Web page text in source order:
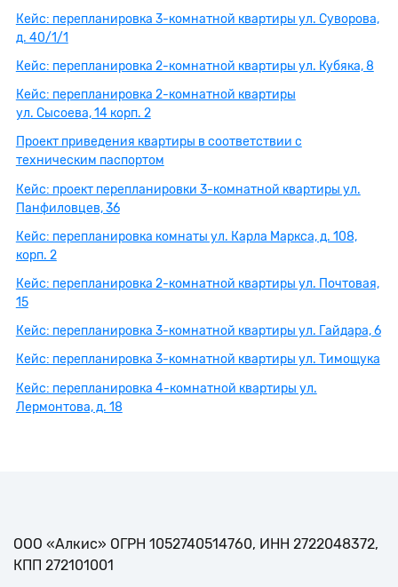
Кейс: перепланировка 3-комнатной квартиры ул. Суворова,
д. 40/1/1
Кейс: перепланировка 2-комнатной квартиры ул. Кубяка, 8
Кейс: перепланировка 2-комнатной квартиры
ул. Сысоева, 14 корп. 2
Проект приведения квартиры в соответствии с
техническим паспортом
Кейс: проект перепланировки 3-комнатной квартиры ул.
Панфиловцев, 36
Кейс: перепланировка комнаты ул. Карла Маркса, д. 108,
корп. 2
Кейс: перепланировка 2-комнатной квартиры ул. Почтовая,
15
Кейс: перепланировка 3-комнатной квартиры ул. Гайдара, 6
Кейс: перепланировка 3-комнатной квартиры ул. Тимощука
Кейс: перепланировка 4-комнатной квартиры ул.
Лермонтова, д. 18
ООО «Алкис» ОГРН 1052740514760, ИНН 2722048372,
КПП 272101001